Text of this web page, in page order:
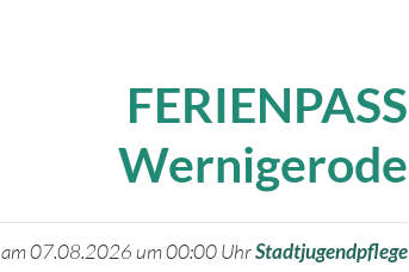
FERIENPASS
Wernigerode
am 07.08.2026 um 00:00 UhrStadtjugendpflege